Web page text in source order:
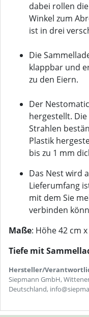
dabei rollen
Winkel zum
ist in drei
Die
klappbar und
zu den Eiern.
Der
hergestellt.
Strahlen
Plastik
bis zu 1 mm
Das Nest wird
Lieferumfang
mit dem Sie
verbinden
Maße: Höhe 42 cm
Tiefe mit
Hersteller/
Siepmann GmbH,
Deutschland,